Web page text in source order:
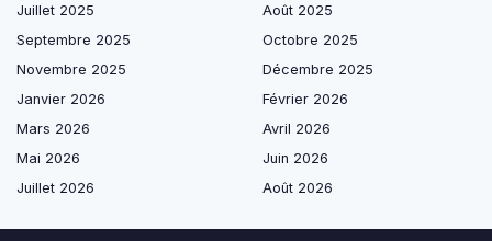
Juillet 2025
Août 2025
Septembre 2025
Octobre 2025
Novembre 2025
Décembre 2025
Janvier 2026
Février 2026
Mars 2026
Avril 2026
Mai 2026
Juin 2026
Juillet 2026
Août 2026